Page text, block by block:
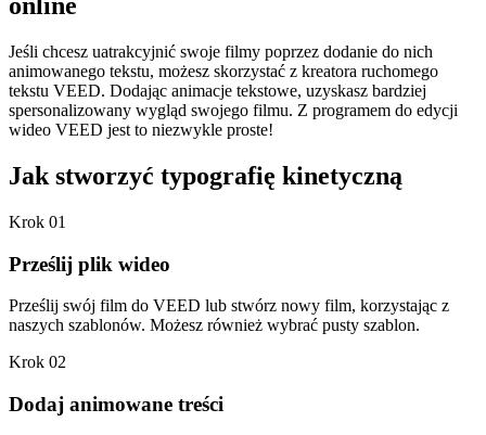
Jeśli chcesz uatrakcyjnić swoje filmy poprzez dodanie do nich
animowanego tekstu, możesz skorzystać z kreatora ruchomego
tekstu VEED. Dodając animacje tekstowe, uzyskasz bardziej
spersonalizowany wygląd swojego filmu. Z programem do edycji
wideo VEED jest to niezwykle proste!
Jak stworzyć typografię kinetyczną
Krok 01
Prześlij plik wideo
Prześlij swój film do VEED lub stwórz nowy film, korzystając z
naszych szablonów. Możesz również wybrać pusty szablon.
Krok 02
Dodaj animowane treści